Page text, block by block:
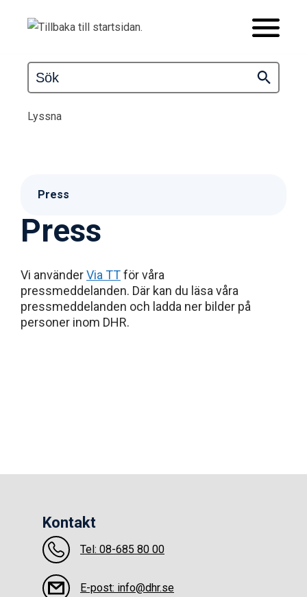
Lyssna
Press
Vi använderVia TTför våra
pressmeddelanden. Där kan du läsa våra
pressmeddelanden och ladda ner bilder på
personer inom DHR.
Press
Kontakt
Tel: 08-685 80 00
E-post: info@dhr.se